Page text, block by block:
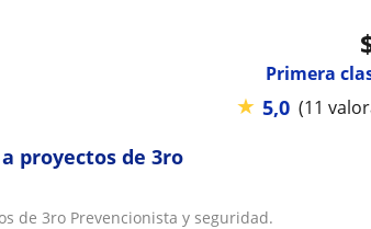
Primera
★ 5,0 (11
proyectos de 3ro
de 3ro Prevencionista y seguridad.